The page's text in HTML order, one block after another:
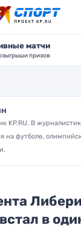
матчи
призов
KP.RU. В
на футболе,
в